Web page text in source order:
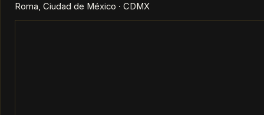
Roma, Ciudad de México · CDMX